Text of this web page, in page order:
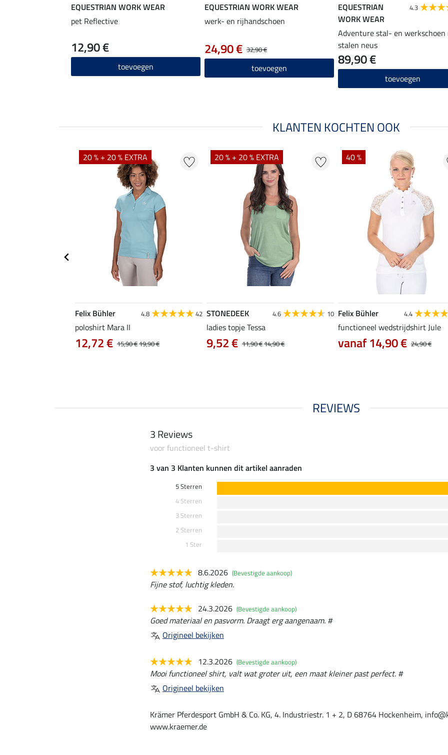
EQUESTRIAN WORK WEAR
pet Reflective
12,90 €
toevoegen
EQUESTRIAN WORK WEAR
werk- en rijhandschoen
32,90 €
24,90 €
toevoegen
EQUESTRIAN
WORK WEAR
4.3
Adventure stal- en
stalen neus
89,90 €
toevoegen
KLANTEN KOCHTEN OOK
20 % + 20 % EXTRA
Felix Bühler 4.8 42
poloshirt Mara II
15,90 €19,90 €
12,72 €
20 % + 20 % EXTRA
STONEDEEK 4.6 10
ladies topje Tessa
11,90 €14,90 €
9,52 €
40 %
Felix Bühler 4.4
functioneel wedstrijdshirt Jule
24,90 €
vanaf 14,90 €
REVIEWS
3 Reviews
voor functioneel t-shirt
3 van 3 Klanten kunnen dit artikel aanraden
5 Sterren
4 Sterren
3 Sterren
2 Sterren
1 Ster
8.6.2026 (Bevestigde aankoop)
Fijne stof, luchtig kleden.
24.3.2026 (Bevestigde aankoop)
Goed materiaal en pasvorm. Draagt erg aangenaam. #
Origineel bekijken
12.3.2026 (Bevestigde aankoop)
Mooi functioneel shirt, valt wat groter uit, een maat kleiner past perfect. #
Origineel bekijken
Krämer Pferdesport GmbH & Co. KG, 4. Industriestr. 1 + 2, D 68764 Hockenheim,
www.kraemer.de